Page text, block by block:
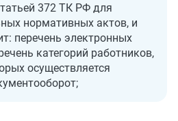
372 ТК РФ для
нормативных актов, и
перечень электронных
категорий работников,
осуществляется